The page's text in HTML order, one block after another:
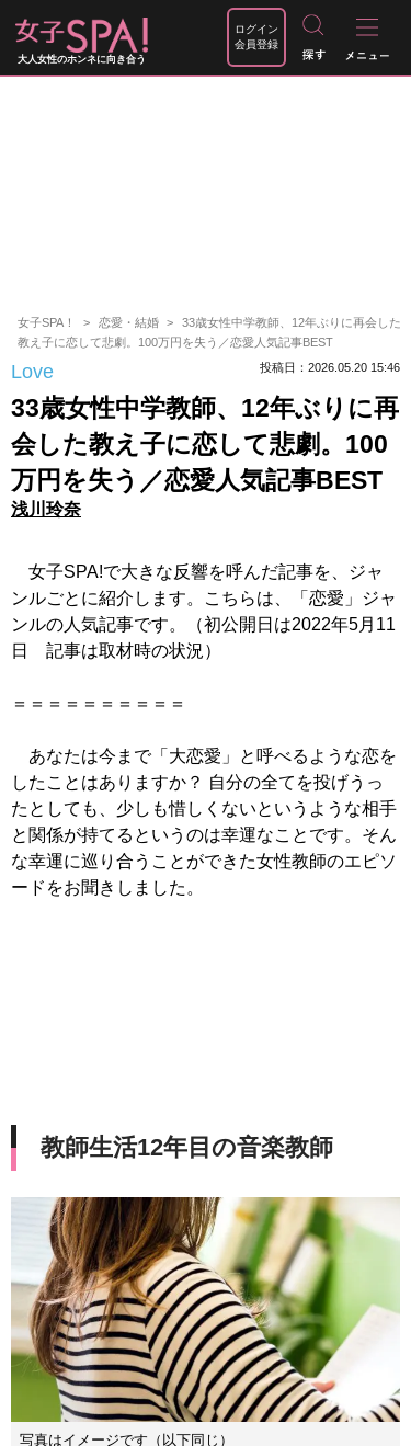
大人女性のホンネに向き合う
ログイン
会員登録
女子SPA！ 恋愛・結婚
33歳女性中学教師、12年ぶりに再会した
教え子に恋して悲劇。100万円を失う／恋愛人気記事BEST
Love 投稿日：2026.05.20 15:46
33歳女性中学教師、12年ぶりに再
会した教え子に恋して悲劇。100
万円を失う／恋愛人気記事BEST
浅川玲奈
女子SPA!で大きな反響を呼んだ記事を、ジャ
ンルごとに紹介します。こちらは、「恋愛」ジャ
ンルの人気記事です。（初公開日は2022年5月11
日 記事は取材時の状況）
＝＝＝＝＝＝＝＝＝＝
あなたは今まで「大恋愛」と呼べるような恋を
したことはありますか？ 自分の全てを投げうっ
たとしても、少しも惜しくないというような相手
と関係が持てるというのは幸運なことです。そん
な幸運に巡り合うことができた女性教師のエピソ
ードをお聞きしました。
教師生活12年目の音楽教師
写真はイメージです（以下同じ）